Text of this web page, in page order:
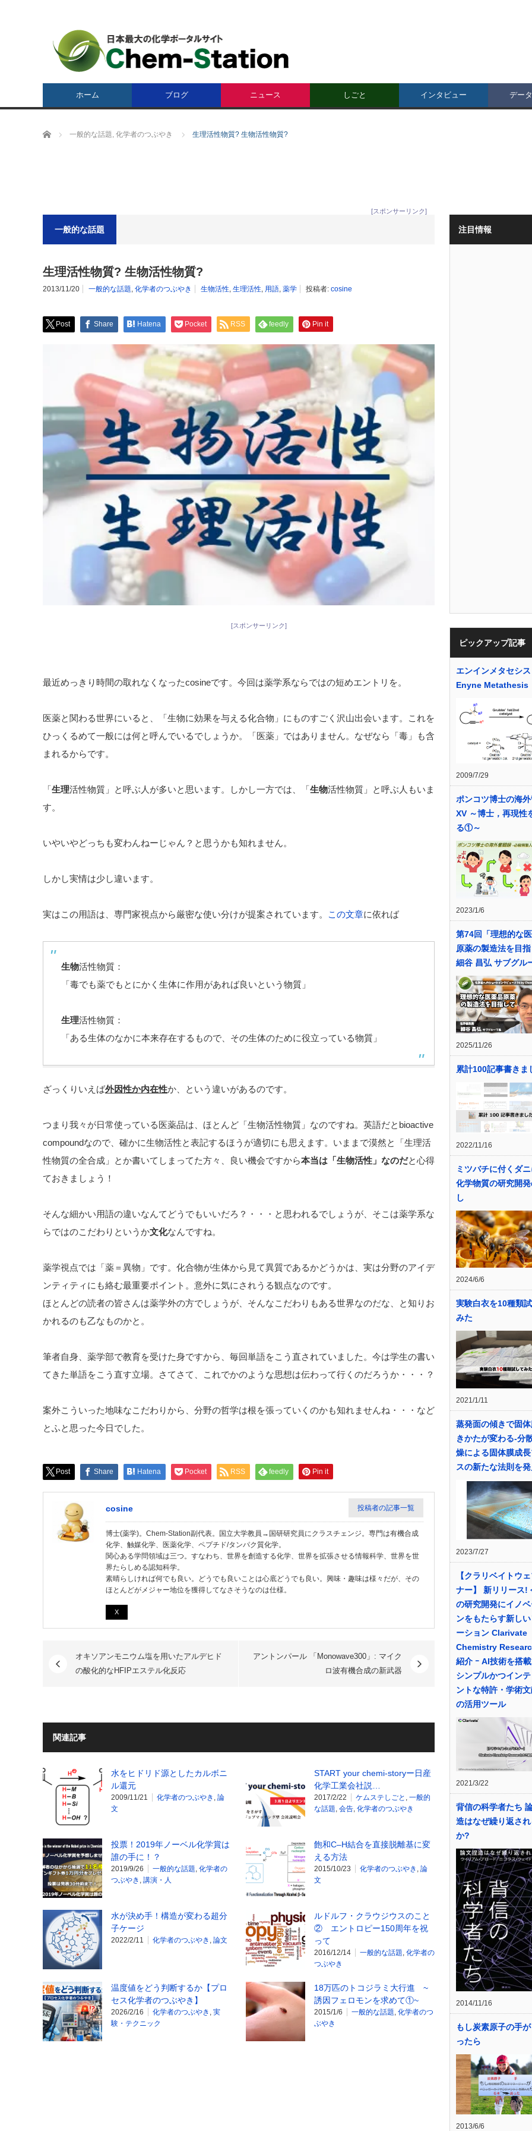
ホーム ブログ ニュース しごと インタビュー デー
ホーム 一般的な話題, 化学者のつぶやき 生理活性物質? 生物活性物質?
[スポンサーリンク]
一般的な話題
生理活性物質? 生物活性物質?
2013/11/20 一般的な話題, 化学者のつぶやき 生物活性, 生理活性, 用語, 薬学 投稿者: cosine
Post Share Hatena Pocket RSS feedly Pin it
[スポンサーリンク]
最近めっきり時間の取れなくなったcosineです。今回は薬学系ならではの短めエントリを。
医薬と関わる世界にいると、「生物に効果を与える化合物」にものすごく沢山出会います。これを
ひっくるめて一般には何と呼んでいるでしょうか。「医薬」ではありません。なぜなら「毒」も含
まれるからです。
「 生理活性物質」と呼ぶ人が多いと思います。しかし一方では、「 生物活性物質」と呼ぶ人もいま
す。
いやいやどっちも変わんねーじゃん？と思うかも知れません。
しかし実情は少し違います。
実はこの用語は、専門家視点から厳密な使い分けが提案されています。 この文章に依れば
生物活性物質：
「毒でも薬でもとにかく生体に作用があれば良いという物質」
生理活性物質：
「ある生体のなかに本来存在するもので、その生体のために役立っている物質」
ざっくりいえば外因性か内在性か、という違いがあるのです。
つまり我々が日常使っている医薬品は、ほとんど「生物活性物質」なのですね。英語だとbioactive
compoundなので、確かに生物活性と表記するほうが適切にも思えます。いままで漠然と「生理活
性物質の全合成」とか書いてしまってた方々、良い機会ですから本当は「生物活性」なのだと心得
ておきましょう！
そんな細かい用語の違いなんてどうでもいいだろ？・・・と思われるでしょうが、そこは薬学系な
らではのこだわりというか文化なんですね。
薬学視点では「薬＝異物」です。化合物が生体から見て異質であるかどうかは、実は分野のアイデ
ンティティにも絡む最重要ポイント。意外に気にされうる観点なのです。
ほとんどの読者の皆さんは薬学外の方でしょうが、そんなこだわりもある世界なのだな、と知りお
かれるのも乙なものかと。
筆者自身、薬学部で教育を受けた身ですから、毎回単語をこう直されていました。今は学生の書い
てきた単語をこう直す立場。さてさて、これでかのような思想は伝わって行くのだろうか・・・？
案外こういった地味なこだわりから、分野の哲学は根を張っていくのかも知れませんね・・・など
とふと思った今日でした。
Post Share Hatena Pocket RSS feedly Pin it
cosine 投稿者の記事一覧
博士(薬学)。Chem-Station副代表。国立大学教員→国研研究員にクラスチェンジ。専門は有機合成
化学、触媒化学、医薬化学、ペプチド/タンパク質化学。
関心ある学問領域は三つ。すなわち、世界を創造する化学、世界を拡張させる情報科学、世界を世
界たらしめる認知科学。
素晴らしければ何でも良い。どうでも良いことは心底どうでも良い。興味・趣味は様々だが、その
ほとんどがメジャー地位を獲得してなさそうなのは仕様。
X
オキソアンモニウム塩を用いたアルデヒド
の酸化的なHFIPエステル化反応
アントンパール 「Monowave300」: マイク
ロ波有機合成の新武器
関連記事
水をヒドリド源としたカルボニ
ル還元
2009/11/21 化学者のつぶやき , 論
文
START your chemi-storyー日産
化学工業会社説…
2017/2/22 ケムステしごと , 一般的
な話題, 会告, 化学者のつぶやき
投票！2019年ノーベル化学賞は
誰の手に！？
2019/9/26 一般的な話題, 化学者の
つぶやき , 講演・人
飽和C–H結合を直接脱離基に変
える方法
2015/10/23 化学者のつぶやき , 論
文
水が決め手！構造が変わる超分
子ケージ
2022/2/11 化学者のつぶやき , 論文
ルドルフ・クラウジウスのこと
② エントロピー150周年を祝
って
2016/12/14 一般的な話題, 化学者の
つぶやき
温度値をどう判断するか【プロ
セス化学者のつぶやき】
2026/2/16 化学者のつぶやき , 実
験・テクニック
18万匹のトコジラミ大行進 ~
誘因フェロモンを求めて①~
2015/1/6 一般的な話題, 化学者のつ
ぶやき
注目情報
ピックアップ記事
エンインメタセシス
Enyne Metathesis
2009/7/29
ポンコツ博士の海
XV ～博士，再現性
る①～
2023/1/6
第74回「理想的な
原薬の製造法を目
細谷 昌弘 サブグル
2025/11/26
累計100記事書きま
2022/11/16
ミツバチに付くダ
化学物質の研究開
し
2024/6/6
実験白衣を10種類
みた
2021/1/11
蒸発面の傾きで固
きかたが変わる-分
燥による固体膜成
スの新たな法則を
2023/7/27
【クラリベイトウ
ナー】 新リリース!
の研究開発にイノ
ンをもたらす新し
ーション Clarivate
Chemistry
紹介 ｰ AI技術を搭
シンプルかつイン
ントな特許・学術
の活用ツール
2021/3/22
背信の科学者たち
造はなぜ繰り返さ
か?
2014/11/16
もし炭素原子の手
ったら
2013/6/6